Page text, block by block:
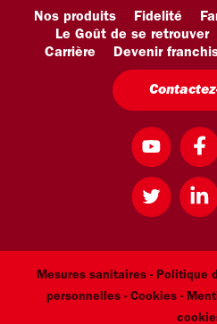
Nos produits Fidelité
Le Goût de se retrouver
Carrière
Devenir
Mesures sanitaires - Politique
personnelles - Cookies -